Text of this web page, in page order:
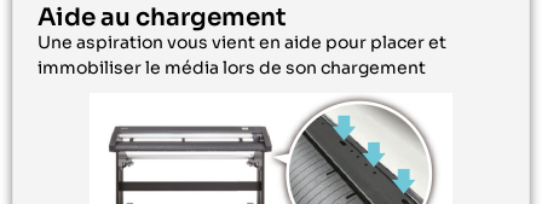
Aide au chargement
Une aspiration vous vient en aide pour placer et
immobiliser le média lors de son chargement